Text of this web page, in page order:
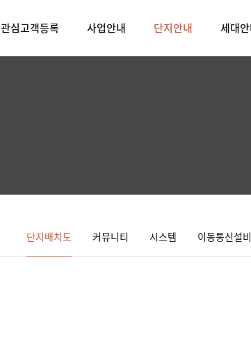
관심고객등록 사업안내 단지안내 세대
단지배치도 커뮤니티 시스템 이동통신설비